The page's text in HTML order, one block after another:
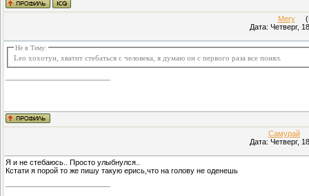
Mery
Дата: Четверг,
Не в Тему:
Leo хохотун, хватит стебаться с человека, я думаю он с первого раза все понял.
Самурай
Дата: Четверг,
Я и не стебаюсь.. Просто улыбнулся..
Кстати я порой то же пишу такую ерись,что на голову не оденешь